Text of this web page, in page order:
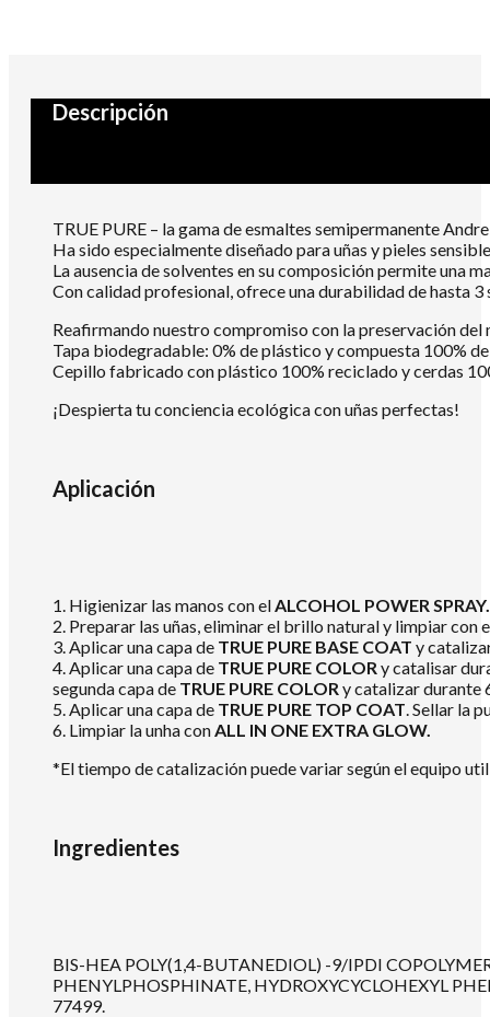
Descripción
TRUE PURE – la gama de esmaltes semipermanente
Ha sido especialmente diseñado para uñas y pieles
La ausencia de solventes en su composición permite una
Con calidad profesional, ofrece una durabilidad de hasta
Reafirmando nuestro compromiso con la preservación del
Tapa biodegradable: 0% de plástico y compuesta 100%
Cepillo fabricado con plástico 100% reciclado y cerdas
¡Despierta tu conciencia ecológica con uñas perfectas!
Aplicación
1. Higienizar las manos con el ALCOHOL POWER SPRAY.
2. Preparar las uñas, eliminar el brillo natural y limpiar con
3. Aplicar una capa de TRUE PURE BASE COAT y
4. Aplicar una capa de TRUE PURE COLOR y catalisar
segunda capa de TRUE PURE COLOR y catalizar durante
5. Aplicar una capa de TRUE PURE TOP COAT . Sellar la
6. Limpiar la unha con ALL IN ONE EXTRA GLOW.
*El tiempo de catalización puede variar según el equipo
Ingredientes
BIS-HEA POLY(1,4-BUTANEDIOL) -9/IPDI
PHENYLPHOSPHINATE, HYDROXYCYCLOHEXYL
77499.